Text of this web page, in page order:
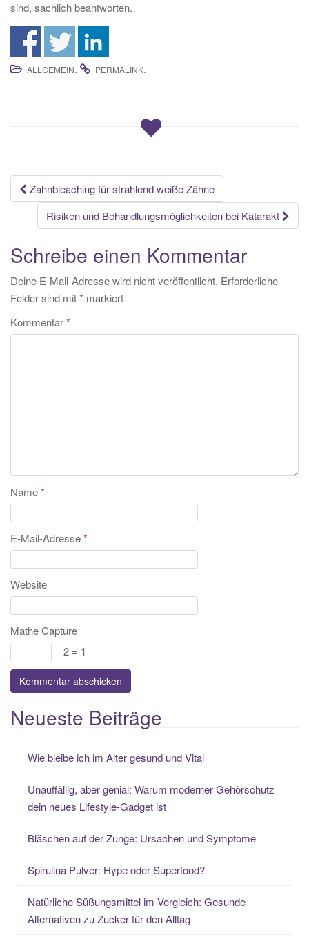
sind, sachlich beantworten.
ALLGEMEIN. PERMALINK.
Beitrags-
Navigation
Zahnbleaching für strahlend weiße Zähne
Risiken und Behandlungsmöglichkeiten bei Katarakt
Schreibe einen Kommentar
Deine E-Mail-Adresse wird nicht veröffentlicht. Erforderliche
Felder sind mit* markiert
Kommentar*
Name*
E-Mail-Adresse*
Website
Mathe Capture
− 2 = 1
Neueste Beiträge
Wie bleibe ich im Alter gesund und Vital
Unauffällig, aber genial: Warum moderner Gehörschutz
dein neues Lifestyle-Gadget ist
Bläschen auf der Zunge: Ursachen und Symptome
Spirulina Pulver: Hype oder Superfood?
Natürliche Süßungsmittel im Vergleich: Gesunde
Alternativen zu Zucker für den Alltag